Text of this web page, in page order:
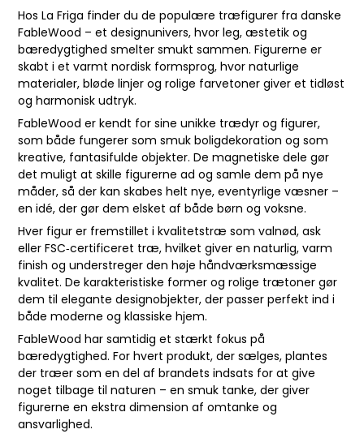
Hos La Friga finder du de populære træfigurer fra danske
FableWood – et designunivers, hvor leg, æstetik og
bæredygtighed smelter smukt sammen. Figurerne er
skabt i et varmt nordisk formsprog, hvor naturlige
materialer, bløde linjer og rolige farvetoner giver et tidløst
og harmonisk udtryk.
FableWood er kendt for sine unikke trædyr og figurer,
som både fungerer som smuk boligdekoration og som
kreative, fantasifulde objekter. De magnetiske dele gør
det muligt at skille figurerne ad og samle dem på nye
måder, så der kan skabes helt nye, eventyrlige væsner –
en idé, der gør dem elsket af både børn og voksne.
Hver figur er fremstillet i kvalitets­træ som valnød, ask
eller FSC‑certificeret træ, hvilket giver en naturlig, varm
finish og understreger den høje håndværksmæssige
kvalitet. De karakteristiske former og rolige trætoner gør
dem til elegante designobjekter, der passer perfekt ind i
både moderne og klassiske hjem.
FableWood har samtidig et stærkt fokus på
bæredygtighed. For hvert produkt, der sælges, plantes
der træer som en del af brandets indsats for at give
noget tilbage til naturen – en smuk tanke, der giver
figurerne en ekstra dimension af omtanke og
ansvarlighed.